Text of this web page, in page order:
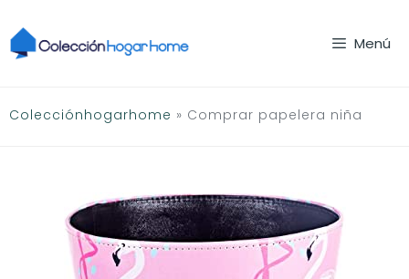
al
contenido
Menú
Colecciónhogarhome » Comprar papelera niña